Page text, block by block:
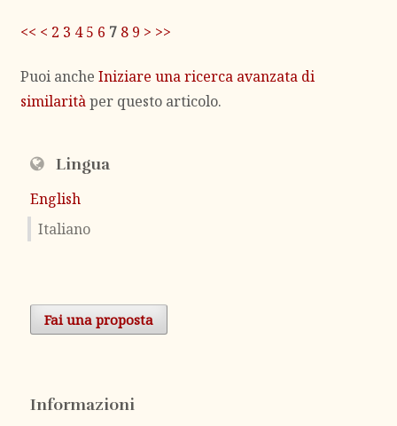
<< < 2 3 4 5 6 7 8 9 > >>
Puoi anche Iniziare una ricerca avanzata di
similaritàper questo articolo.
Lingua
English
Italiano
Fai una proposta
Informazioni